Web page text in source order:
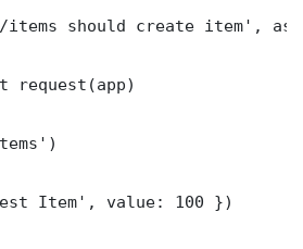
items should create item',
request(app)
Item', value: 100 })